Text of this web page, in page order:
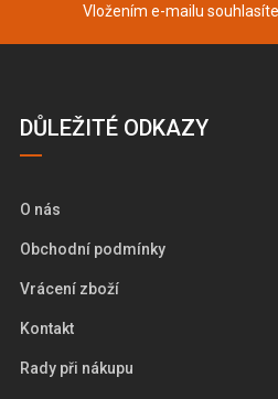
Vložením e-mailu
DŮLEŽITÉ ODKAZY
O nás
Obchodní podmínky
Vrácení zboží
Kontakt
Rady při nákupu